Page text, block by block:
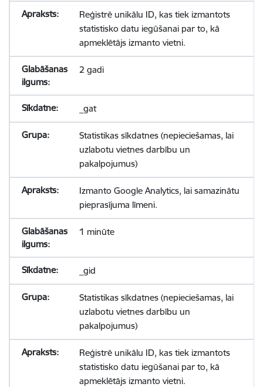
Reģistrē unikālu ID, kas tiek izmantots
statistisko datu iegūšanai par to, kā
apmeklētājs izmanto vietni.
2 gadi
_gat
Statistikas sīkdatnes (nepieciešamas, lai
uzlabotu vietnes darbību un
pakalpojumus)
Izmanto Google Analytics, lai samazinātu
pieprasījuma līmeni.
1 minūte
_gid
Statistikas sīkdatnes (nepieciešamas, lai
uzlabotu vietnes darbību un
pakalpojumus)
Reģistrē unikālu ID, kas tiek izmantots
statistisko datu iegūšanai par to, kā
apmeklētājs izmanto vietni.